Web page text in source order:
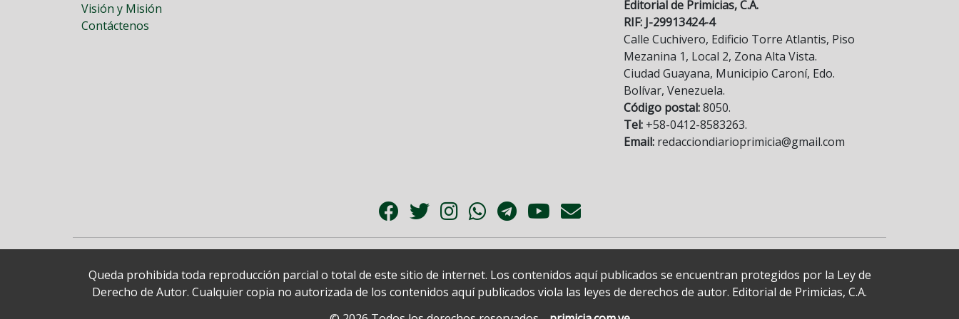
Visión y Misión
Contáctenos
Editorial de Primicias, C.A.
RIF: J-29913424-4
Calle Cuchivero, Edificio Torre Atlantis, Piso
Mezanina 1, Local 2, Zona Alta Vista.
Ciudad Guayana, Municipio Caroní, Edo.
Bolívar, Venezuela.
Código postal:8050.
Tel: +58-0412-8583263.
Email: redacciondiarioprimicia@gmail.com
Queda prohibida toda reproducción parcial o total de este sitio de internet. Los contenidos aquí publicados se encuentran protegidos por la Ley de
Derecho de Autor. Cualquier copia no autorizada de los contenidos aquí publicados viola las leyes de derechos de autor. Editorial de Primicias, C.A.